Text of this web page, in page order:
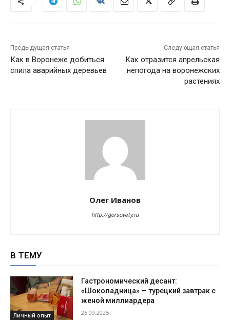
Предыдущая статья
Как в Воронеже добиться
спила аварийных деревьев
Следующая статья
Как отразится апрельская
непогода на воронежских
растениях
Олег Иванов
http://gorsovety.ru
В ТЕМУ
Личный опыт
Гастрономический десант:
«Шоколадница» — турецкий завтрак с
женой миллиардера
25.09.2025